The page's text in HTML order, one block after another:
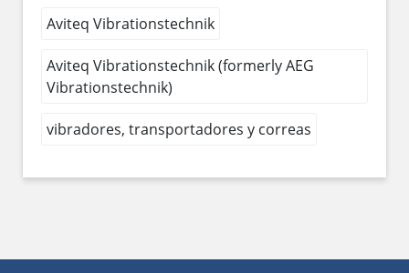
Aviteq Vibrationstechnik
Aviteq Vibrationstechnik (formerly AEG
Vibrationstechnik)
vibradores, transportadores y correas